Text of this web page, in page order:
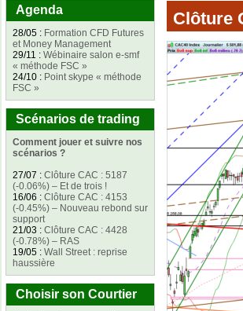
Agenda
28/05 : Formation CFD Futures
et Money Management
29/11 : Wébinaire salon e-smf
« méthode FSC »
24/10 : Point skype « méthode
FSC »
Scénarios de trading
Comment jouer et suivre nos
scénarios ?
27/07 : Clôture CAC : 5187
(-0.06%) – Et de trois !
16/06 : Clôture CAC : 4153
(-0.45%) – Nouveau rebond sur
support
21/03 : Clôture CAC : 4428
(-0.78%) – RAS
19/05 : Wall Street : reprise
haussière
Choisir son Courtier
Clôture